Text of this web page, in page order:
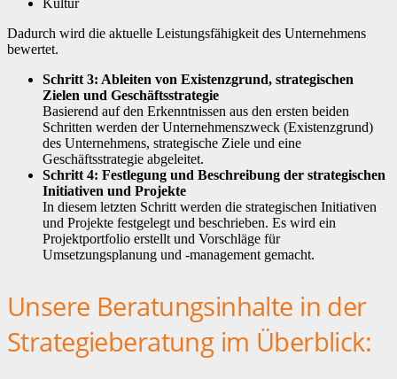
Kultur
Dadurch wird die aktuelle Leistungsfähigkeit des Unternehmens
bewertet.
Schritt 3: Ableiten von Existenzgrund, strategischen
Zielen und Geschäftsstrategie
Basierend auf den Erkenntnissen aus den ersten beiden
Schritten werden der Unternehmenszweck (Existenzgrund)
des Unternehmens, strategische Ziele und eine
Geschäftsstrategie abgeleitet.
Schritt 4: Festlegung und Beschreibung der strategischen
Initiativen und Projekte
In diesem letzten Schritt werden die strategischen Initiativen
und Projekte festgelegt und beschrieben. Es wird ein
Projektportfolio erstellt und Vorschläge für
Umsetzungsplanung und -management gemacht.
Unsere Beratungsinhalte in der
Strategieberatung im Überblick: